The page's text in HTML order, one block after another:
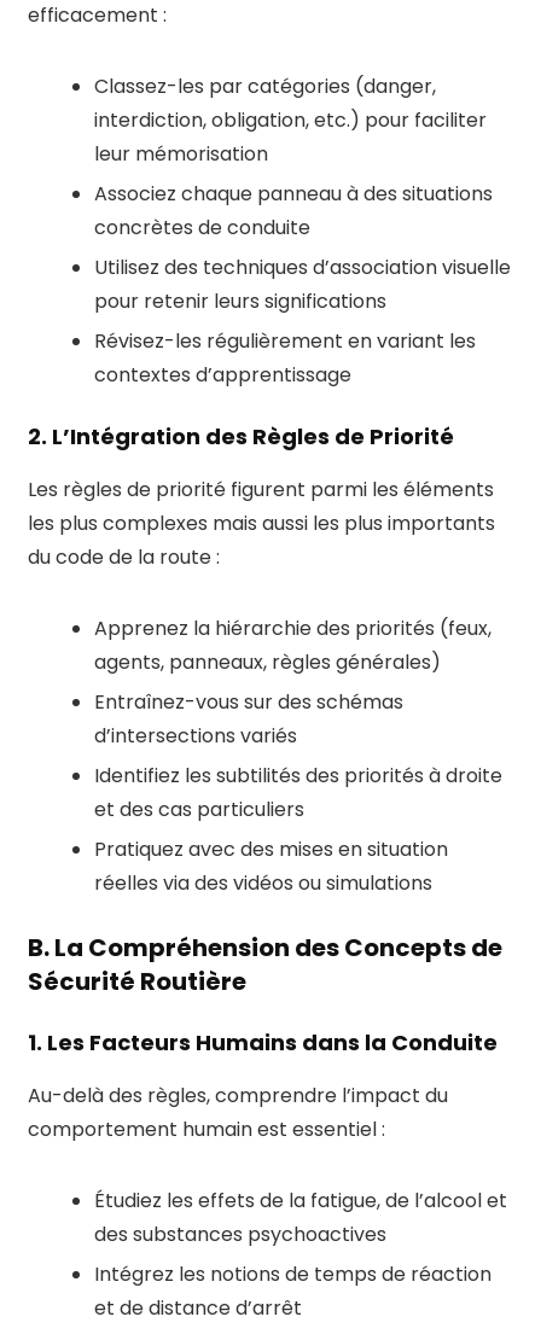
efficacement :
Classez-les par catégories (danger,
interdiction, obligation, etc.) pour faciliter
leur mémorisation
Associez chaque panneau à des situations
concrètes de conduite
Utilisez des techniques d’association visuelle
pour retenir leurs significations
Révisez-les régulièrement en variant les
contextes d’apprentissage
2. L’Intégration des Règles de Priorité
Les règles de priorité figurent parmi les éléments
les plus complexes mais aussi les plus importants
du code de la route :
Apprenez la hiérarchie des priorités (feux,
agents, panneaux, règles générales)
Entraînez-vous sur des schémas
d’intersections variés
Identifiez les subtilités des priorités à droite
et des cas particuliers
Pratiquez avec des mises en situation
réelles via des vidéos ou simulations
B. La Compréhension des Concepts de
Sécurité Routière
1. Les Facteurs Humains dans la Conduite
Au-delà des règles, comprendre l’impact du
comportement humain est essentiel :
Étudiez les effets de la fatigue, de l’alcool et
des substances psychoactives
Intégrez les notions de temps de réaction
et de distance d’arrêt